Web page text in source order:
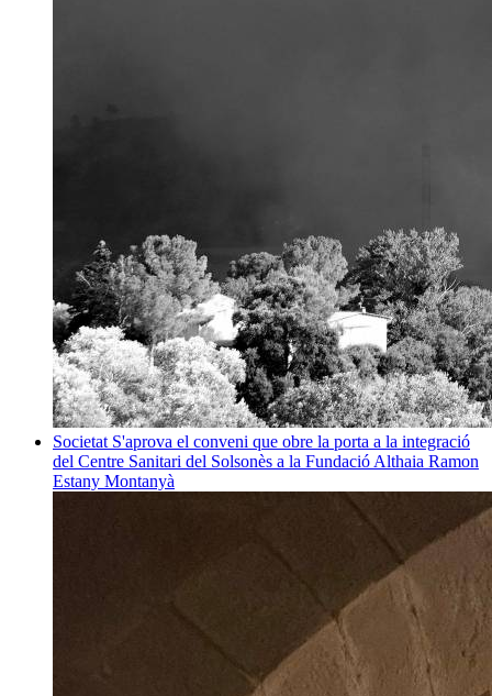
Societat S'aprova el conveni que obre la porta a la integració
del Centre Sanitari del Solsonès a la Fundació Althaia Ramon
Estany Montanyà